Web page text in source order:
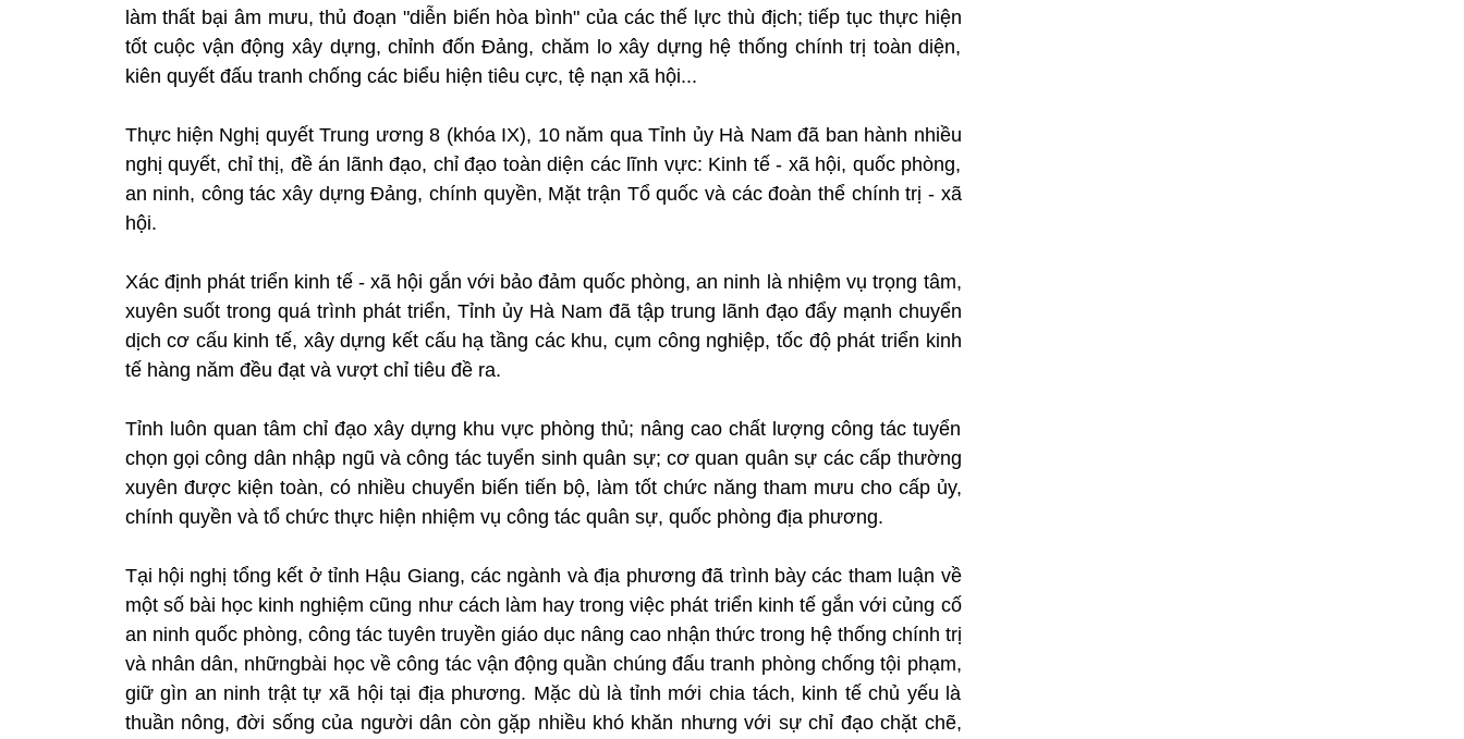
làm thất bại âm mưu, thủ đoạn "diễn biến hòa bình" của các thế lực thù địch; tiếp tục thực hiện
tốt cuộc vận động xây dựng, chỉnh đốn Đảng, chăm lo xây dựng hệ thống chính trị toàn diện,
kiên quyết đấu tranh chống các biểu hiện tiêu cực, tệ nạn xã hội...
Thực hiện Nghị quyết Trung ương 8 (khóa IX), 10 năm qua Tỉnh ủy Hà Nam đã ban hành nhiều
nghị quyết, chỉ thị, đề án lãnh đạo, chỉ đạo toàn diện các lĩnh vực: Kinh tế - xã hội, quốc phòng,
an ninh, công tác xây dựng Đảng, chính quyền, Mặt trận Tổ quốc và các đoàn thể chính trị - xã
hội.
Xác định phát triển kinh tế - xã hội gắn với bảo đảm quốc phòng, an ninh là nhiệm vụ trọng tâm,
xuyên suốt trong quá trình phát triển, Tỉnh ủy Hà Nam đã tập trung lãnh đạo đẩy mạnh chuyển
dịch cơ cấu kinh tế, xây dựng kết cấu hạ tầng các khu, cụm công nghiệp, tốc độ phát triển kinh
tế hàng năm đều đạt và vượt chỉ tiêu đề ra.
Tỉnh luôn quan tâm chỉ đạo xây dựng khu vực phòng thủ; nâng cao chất lượng công tác tuyển
chọn gọi công dân nhập ngũ và công tác tuyển sinh quân sự; cơ quan quân sự các cấp thường
xuyên được kiện toàn, có nhiều chuyển biến tiến bộ, làm tốt chức năng tham mưu cho cấp ủy,
chính quyền và tổ chức thực hiện nhiệm vụ công tác quân sự, quốc phòng địa phương.
Tại hội nghị tổng kết ở tỉnh Hậu Giang, các ngành và địa phương đã trình bày các tham luận về
một số bài học kinh nghiệm cũng như cách làm hay trong việc phát triển kinh tế gắn với củng cố
an ninh quốc phòng, công tác tuyên truyền giáo dục nâng cao nhận thức trong hệ thống chính trị
và nhân dân, nhữngbài học về công tác vận động quần chúng đấu tranh phòng chống tội phạm,
giữ gìn an ninh trật tự xã hội tại địa phương. Mặc dù là tỉnh mới chia tách, kinh tế chủ yếu là
thuần nông, đời sống của người dân còn gặp nhiều khó khăn nhưng với sự chỉ đạo chặt chẽ,